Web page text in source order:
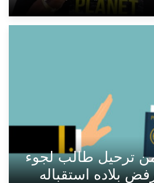
من ترحيل طالب لجوء
بلاده استقباله